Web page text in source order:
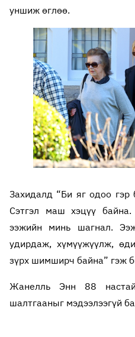
уншиж өглөө.
Захидалд “Би яг одоо гэр
Сэтгэл маш хэцүү
ээжийн минь шагнал.
удирдаж, хүмүүжүүлж,
зүрх шимширч байна” гэж
Жанелль Энн 88
шалтгааныг мэдээлээгүй